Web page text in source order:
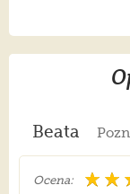
Beata
Ocena: